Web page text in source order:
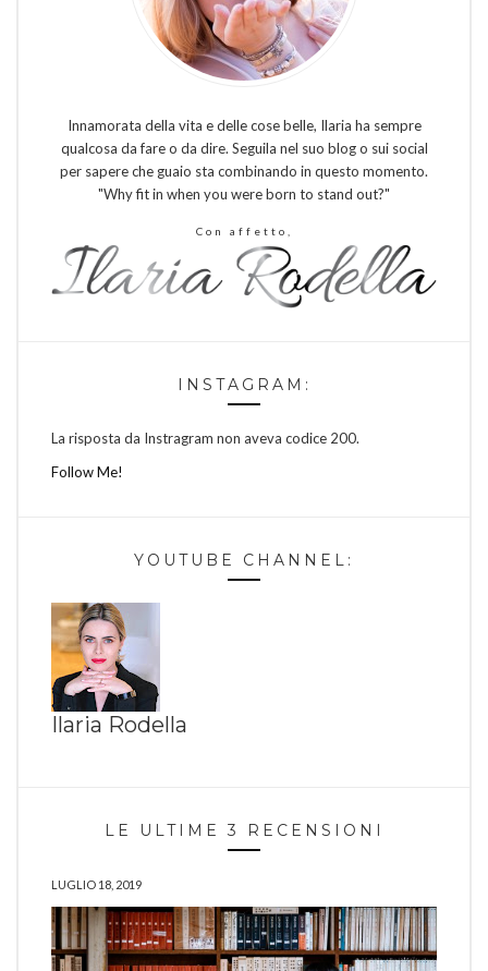
Innamorata della vita e delle cose belle, Ilaria ha sempre
qualcosa da fare o da dire. Seguila nel suo blog o sui social
per sapere che guaio sta combinando in questo momento.
"Why fit in when you were born to stand out?"
Con affetto,
INSTAGRAM:
La risposta da Instragram non aveva codice 200.
Follow Me!
YOUTUBE CHANNEL:
Ilaria Rodella
LE ULTIME 3 RECENSIONI
LUGLIO 18, 2019